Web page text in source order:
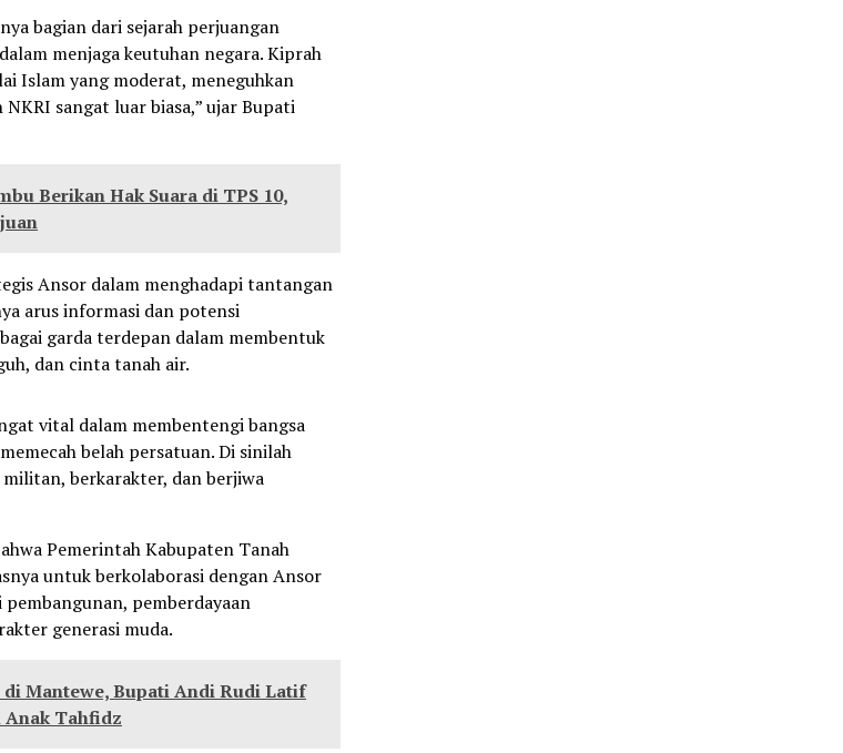
bagian dari sejarah perjuangan
menjaga keutuhan negara. Kiprah
Islam yang moderat, meneguhkan
sangat luar biasa,” ujar Bupati
Berikan Hak Suara di TPS 10,
Ansor dalam menghadapi tantangan
arus informasi dan potensi
garda terdepan dalam membentuk
dan cinta tanah air.
vital dalam membentengi bangsa
belah persatuan. Di sinilah
berkarakter, dan berjiwa
Pemerintah Kabupaten Tanah
untuk berkolaborasi dengan Ansor
pemberdayaan
generasi muda.
di Mantewe, Bupati Andi Rudi Latif
Anak Tahfidz